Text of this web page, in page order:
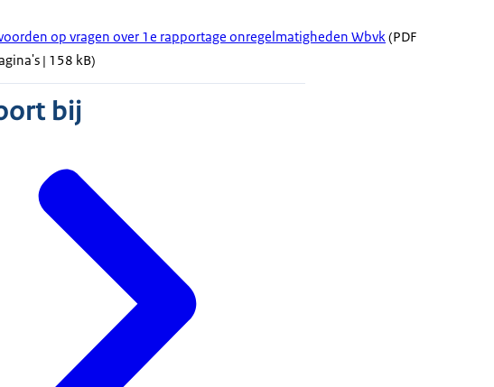
op vragen over 1e rapportage onregelmatigheden Wbvk(PDF
| 158 kB)
bij